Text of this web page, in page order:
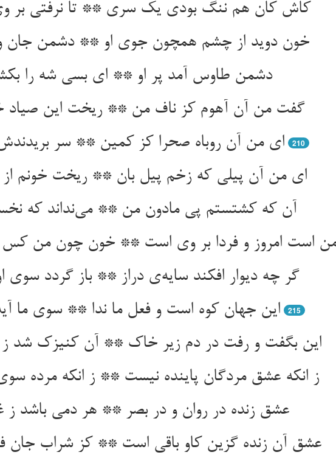
خون دوید از چشم همچون جوی او ** دشمن جان
دشمن طاوس آمد پر او ** ای بسی شه را
210
ای من آن پیلی که زخم پیل بان ** ریخت خونم از برای استخوان‌‌
گر چه دیوار افکند سایه‌‌ی دراز ** باز گردد سوی
این جهان کوه است و فعل ما ندا ** سوی ما
215
عشق زنده در روان و در بصر ** هر دمی باشد ز